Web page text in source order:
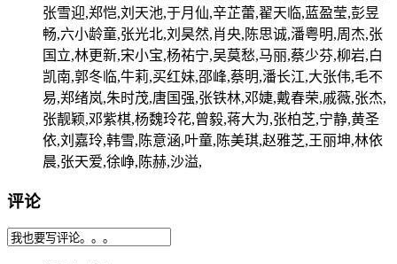
张雪迎,郑恺,刘天池,于月仙,辛芷蕾,翟天临,蓝盈莹,彭昱
畅,六小龄童,张光北,刘昊然,肖央,陈思诚,潘粤明,周杰,张
国立,林更新,宋小宝,杨祐宁,吴莫愁,马丽,蔡少芬,柳岩,白
凯南,郭冬临,牛莉,买红妹,邵峰,蔡明,潘长江,大张伟,毛不
易,郑绪岚,朱时茂,唐国强,张铁林,邓婕,戴春荣,戚薇,张杰,
张靓颖,邓紫棋,杨魏玲花,曾毅,蒋大为,张柏芝,宁静,黄圣
依,刘嘉玲,韩雪,陈意涵,叶童,陈美琪,赵雅芝,王丽坤,林依
晨,张天爱,徐峥,陈赫,沙溢,
评论